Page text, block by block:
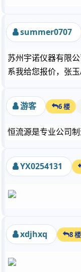
summer0707
苏州宇诺仪器有限
系我给您报价，张
游客 6 楼
恒流源是专业公司
YX0254131
xdjhxq 8 楼